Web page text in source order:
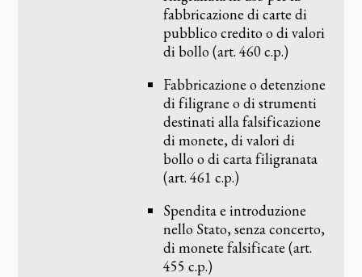
fabbricazione di carte di
pubblico credito o di valori
di bollo (art. 460 c.p.)
Fabbricazione o detenzione
di filigrane o di strumenti
destinati alla falsificazione
di monete, di valori di
bollo o di carta filigranata
(art. 461 c.p.)
Spendita e introduzione
nello Stato, senza concerto,
di monete falsificate (art.
455 c.p.)